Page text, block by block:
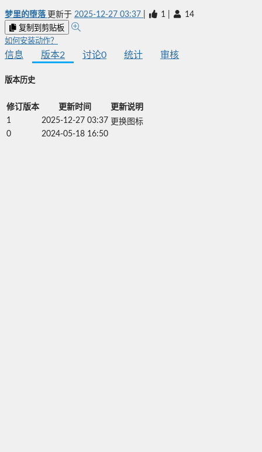
梦里的堕落 更新于 2025-12-27 03:37 1 14
复制到剪贴板
如何安装动作？
信息 版本2 讨论0 统计 审核
版本历史
修订版本 更新时间
更新说明
1
2025-12-27 03:37 更换图标
0
2024-05-18 16:50